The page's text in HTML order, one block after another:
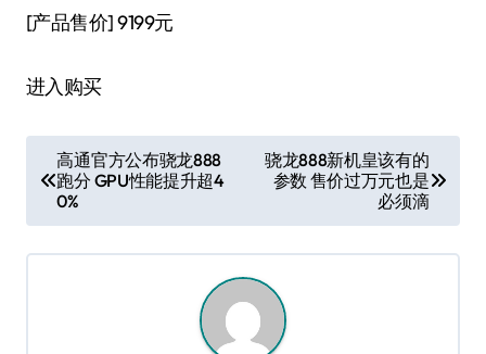
[产品售价]9199元
进入购买
章
导
航
高通官方公布骁龙888
跑分 GPU性能提升超4
0%
骁龙888新机皇该有的
参数 售价过万元也是
必须滴